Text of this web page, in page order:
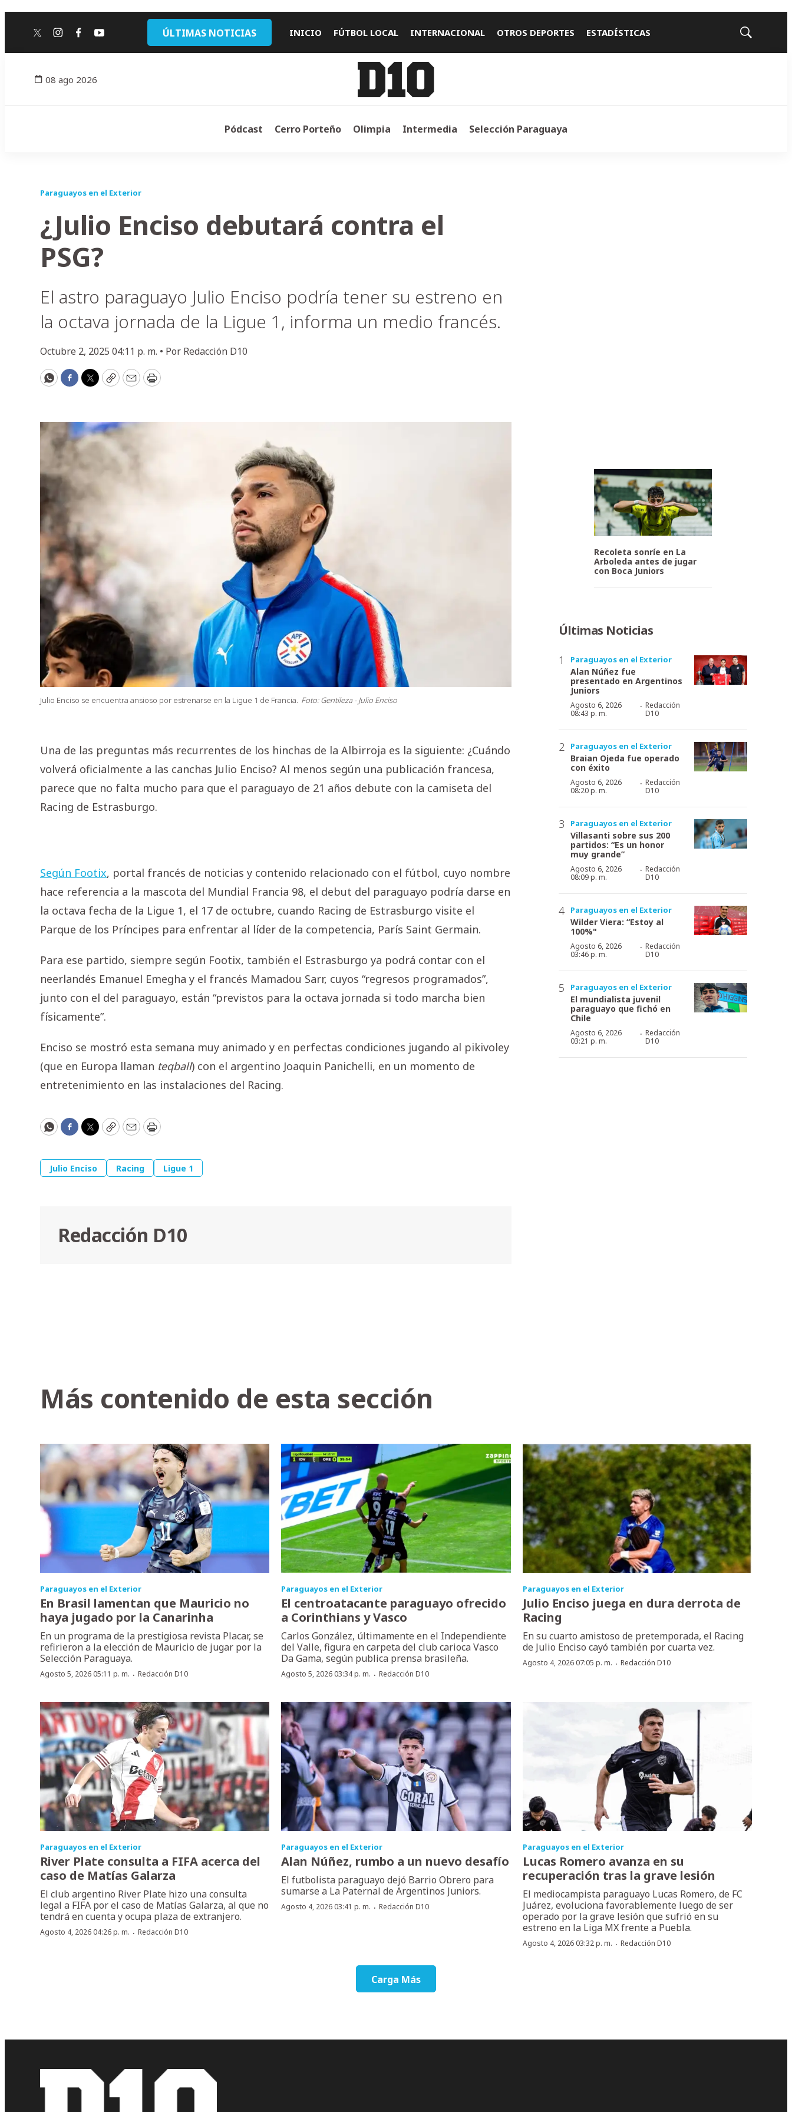
twitterinstagram
facebook
youtube ÚLTIMAS NOTICIAS INICIO FÚTBOL LOCAL INTERNACIONAL OTROS DEPORTES ESTADÍSTICAS
Mostrar
08 ago 2026
Pódcast Cerro Porteño Olimpia Intermedia Selección Paraguaya
Paraguayos en el Exterior
¿Julio Enciso debutará contra el
PSG?
El astro paraguayo Julio Enciso podría tener su estreno en
la octava jornada de la Ligue 1, informa un medio francés.
Octubre 2, 2025 04:11 p. m. • Por Redacción D10
WhatsApp
Facebook
Twitter
CopyEmailPrint
Julio Enciso se encuentra ansioso por estrenarse en la Ligue 1 de Francia. Foto: Gentileza - Julio Enciso
Una de las preguntas más recurrentes de los hinchas de la Albirroja es la siguiente: ¿Cuándo
volverá oficialmente a las canchas Julio Enciso? Al menos según una publicación francesa,
parece que no falta mucho para que el paraguayo de 21 años debute con la camiseta del
Racing de Estrasburgo.
Según Footix, portal francés de noticias y contenido relacionado con el fútbol, cuyo nombre
hace referencia a la mascota del Mundial Francia 98, el debut del paraguayo podría darse en
la octava fecha de la Ligue 1, el 17 de octubre, cuando Racing de Estrasburgo visite el
Parque de los Príncipes para enfrentar al líder de la competencia, París Saint Germain.
Para ese partido, siempre según Footix, también el Estrasburgo ya podrá contar con el
neerlandés Emanuel Emegha y el francés Mamadou Sarr, cuyos “regresos programados”,
junto con el del paraguayo, están “previstos para la octava jornada si todo marcha bien
físicamente”.
Enciso se mostró esta semana muy animado y en perfectas condiciones jugando al pikivoley
(que en Europa llaman teqball) con el argentino Joaquin Panichelli, en un momento de
entretenimiento en las instalaciones del Racing.
WhatsApp
Facebook
Twitter
CopyEmailPrint
Julio Enciso Racing Ligue 1
Redacción D10
Recoleta sonríe en La
Arboleda antes de jugar
con Boca Juniors
Últimas Noticias
Paraguayos en el Exterior
Alan Núñez fue
presentado en Argentinos
Juniors
Agosto 6, 2026
08:43 p. m.
· Redacción
D10
Paraguayos en el Exterior
Braian Ojeda fue operado
con éxito
Agosto 6, 2026
08:20 p. m.
· Redacción
D10
Paraguayos en el Exterior
Villasanti sobre sus 200
partidos: “Es un honor
muy grande”
Agosto 6, 2026
08:09 p. m.
· Redacción
D10
Paraguayos en el Exterior
Wilder Viera: “Estoy al
100%"
Agosto 6, 2026
03:46 p. m.
· Redacción
D10
Paraguayos en el Exterior
El mundialista juvenil
paraguayo que fichó en
Chile
Agosto 6, 2026
03:21 p. m.
· Redacción
D10
Más contenido de esta sección
Paraguayos en el Exterior
En Brasil lamentan que Mauricio no
haya jugado por la Canarinha
En un programa de la prestigiosa revista Placar, se
refirieron a la elección de Mauricio de jugar por la
Selección Paraguaya.
Agosto 5, 2026 05:11 p. m. · Redacción D10
Paraguayos en el Exterior
El centroatacante paraguayo ofrecido
a Corinthians y Vasco
Carlos González, últimamente en el Independiente
del Valle, figura en carpeta del club carioca Vasco
Da Gama, según publica prensa brasileña.
Agosto 5, 2026 03:34 p. m. ·Redacción D10
Paraguayos en el Exterior
Julio Enciso juega en dura derrota de
Racing
En su cuarto amistoso de pretemporada, el Racing
de Julio Enciso cayó también por cuarta vez.
Agosto 4, 2026 07:05 p. m. · Redacción D10
Paraguayos en el Exterior
River Plate consulta a FIFA acerca del
caso de Matías Galarza
El club argentino River Plate hizo una consulta
legal a FIFA por el caso de Matías Galarza, al que no
tendrá en cuenta y ocupa plaza de extranjero.
Agosto 4, 2026 04:26 p. m. · Redacción D10
Paraguayos en el Exterior
Alan Núñez, rumbo a un nuevo desafío
El futbolista paraguayo dejó Barrio Obrero para
sumarse a La Paternal de Argentinos Juniors.
Agosto 4, 2026 03:41 p. m. ·Redacción D10
Paraguayos en el Exterior
Lucas Romero avanza en su
recuperación tras la grave lesión
El mediocampista paraguayo Lucas Romero, de FC
Juárez, evoluciona favorablemente luego de ser
operado por la grave lesión que sufrió en su
estreno en la Liga MX frente a Puebla.
Agosto 4, 2026 03:32 p. m. · Redacción D10
Carga Más